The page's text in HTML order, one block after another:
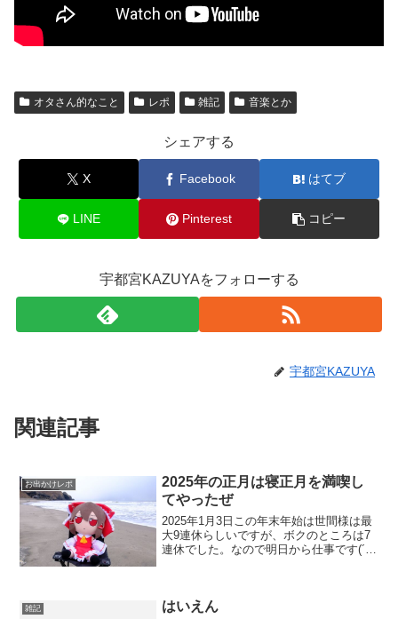
オタさん的なこと レポ 雑記 音楽とか
シェアする
X Facebook はてブ
LINE Pinterest コピー
宇都宮KAZUYAをフォローする
宇都宮KAZUYA
関連記事
お出かけレポ
2025年の正月は寝正月を満喫し
てやったぜ
2025年1月3日この年末年始は世間様は最
大9連休らしいですが、ボクのところは7
連休でした。なので明日から仕事です(´・
し見して...
雑記 はいえん